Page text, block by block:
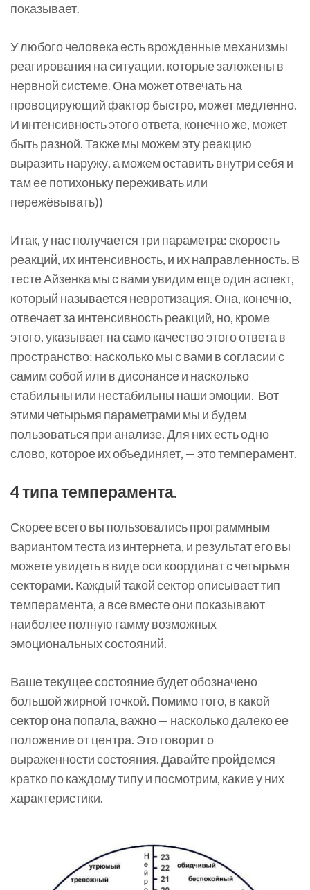
показывает.
У любого человека есть врожденные механизмы
реагирования на ситуации, которые заложены в
нервной системе. Она может отвечать на
провоцирующий фактор быстро, может медленно.
И интенсивность этого ответа, конечно же, может
быть разной. Также мы можем эту реакцию
выразить наружу, а можем оставить внутри себя и
там ее потихоньку переживать или
пережёвывать))
Итак, у нас получается три параметра: скорость
реакций, их интенсивность, и их направленность. В
тесте Айзенка мы с вами увидим еще один аспект,
который называется невротизация. Она, конечно,
отвечает за интенсивность реакций, но, кроме
этого, указывает на само качество этого ответа в
пространство: насколько мы с вами в согласии с
самим собой или в дисонансе и насколько
стабильны или нестабильны наши эмоции. Вот
этими четырьмя параметрами мы и будем
пользоваться при анализе. Для них есть одно
слово, которое их объединяет, — это темперамент.
4 типа темперамента.
Скорее всего вы пользовались программным
вариантом теста из интернета, и результат его вы
можете увидеть в виде оси координат с четырьмя
секторами. Каждый такой сектор описывает тип
темперамента, а все вместе они показывают
наиболее полную гамму возможных
эмоциональных состояний.
Ваше текущее состояние будет обозначено
большой жирной точкой. Помимо того, в какой
сектор она попала, важно — насколько далеко ее
положение от центра. Это говорит о
выраженности состояния. Давайте пройдемся
кратко по каждому типу и посмотрим, какие у них
характеристики.